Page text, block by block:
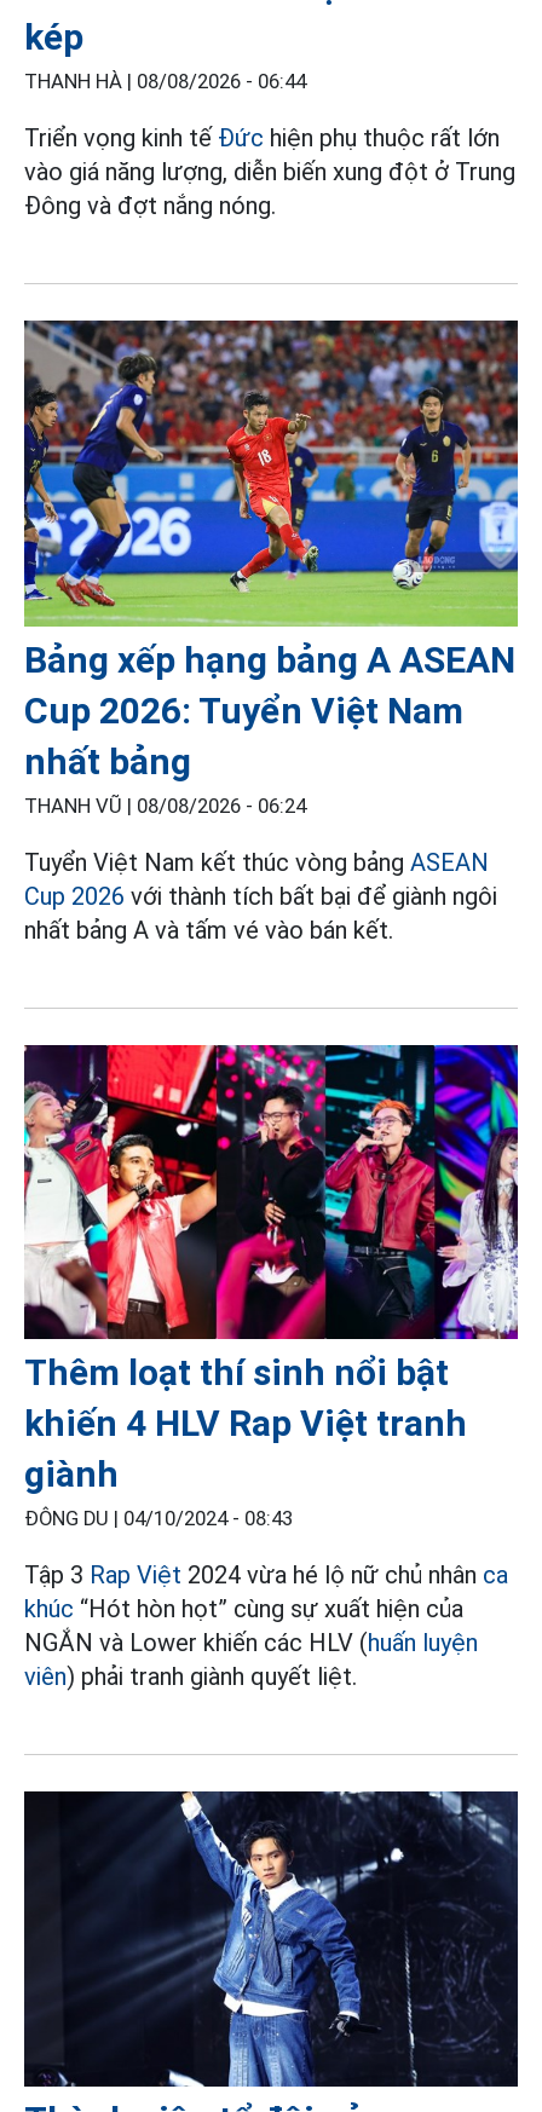
kép
THANH HÀ | 08/08/2026 - 06:44
Triển vọng kinh tế Đức hiện phụ thuộc rất lớn
vào giá năng lượng, diễn biến xung đột ở Trung
Đông và đợt nắng nóng.
Bảng xếp hạng bảng A ASEAN
Cup 2026: Tuyển Việt Nam
nhất bảng
THANH VŨ | 08/08/2026 - 06:24
Tuyển Việt Nam kết thúc vòng bảng ASEAN
Cup 2026 với thành tích bất bại để giành ngôi
nhất bảng A và tấm vé vào bán kết.
Thêm loạt thí sinh nổi bật
khiến 4 HLV Rap Việt tranh
giành
ĐÔNG DU | 04/10/2024 - 08:43
Tập 3 Rap Việt 2024 vừa hé lộ nữ chủ nhân ca
khúc “Hót hòn họt” cùng sự xuất hiện của
NGẮN và Lower khiến các HLV (huấn luyện
viên) phải tranh giành quyết liệt.